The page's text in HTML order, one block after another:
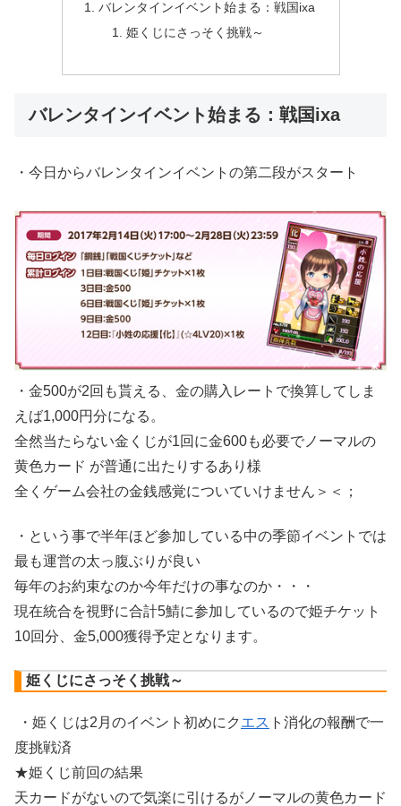
バレンタインイベント始まる：戦国ixa
姫くじにさっそく挑戦～
バレンタインイベント始まる：戦国ixa
・今日からバレンタインイベントの第二段がスタート
・金500が2回も貰える、金の購入レートで換算してしま
えば1,000円分になる。
全然当たらない金くじが1回に金600も必要でノーマルの
黄色カード が普通に出たりするあり様
全くゲーム会社の金銭感覚についていけません＞＜；
・という事で半年ほど参加している中の季節イベントでは
最も運営の太っ腹ぶりが良い
毎年のお約束なのか今年だけの事なのか・・・
現在統合を視野に合計5鯖に参加しているので姫チケット
10回分、金5,000獲得予定となります。
姫くじにさっそく挑戦～
・姫くじは2月のイベント初めにク エス ト消化の報酬で一
度挑戦済
★姫くじ前回の結果
天カードがないので気楽に引けるがノーマルの黄色カード